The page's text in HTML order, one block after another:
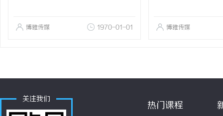
博雅传媒 1970-01-01 博雅传媒
关注我们
热门课程